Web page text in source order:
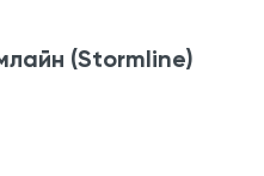
(Stormline)